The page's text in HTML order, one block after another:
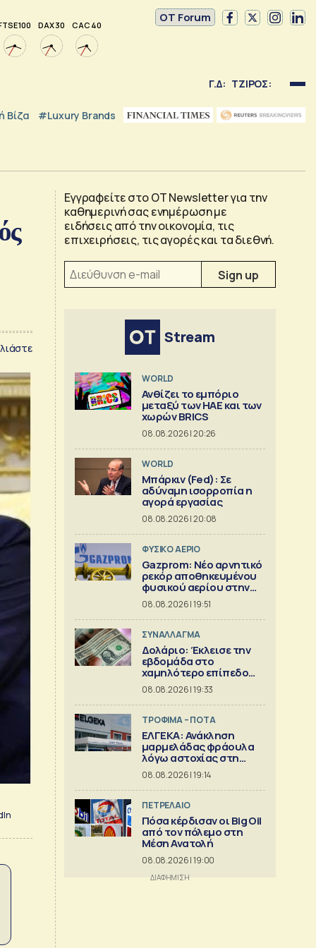
100 DAX 30 CAC 40
OT Forum
Γ.Δ: ΤΖΙΡΟΣ:
Βίζα #luxury Brands
Εγγραφείτε στο OT Newsletter για την
καθημερινή σας ενημέρωση με
ειδήσεις από την οικονομία, τις
επιχειρήσεις, τις αγορές και τα διεθνή.
Stream
WORLD
Ανθίζει το εμπόριο
μεταξύ των ΗΑΕ και των
χωρών BRICS
08.08.2026 | 20:26
WORLD
Μπάρκιν (Fed): Σε
αδύναμη ισορροπία η
αγορά εργασίας
08.08.2026 | 20:08
ΦΥΣΙΚΟ ΑΕΡΙΟ
Gazprom: Νέο αρνητικό
ρεκόρ αποθηκευμένου
φυσικού αερίου στην
Ευρώπη
08.08.2026 | 19:51
ΣΥΝΑΛΛΑΓΜΑ
Δολάριο: Έκλεισε την
εβδομάδα στο
χαμηλότερο επίπεδο
από τον Μάιο
08.08.2026 | 19:33
ΤΡΟΦΙΜΑ – ΠΟΤΑ
ΕΛΓΕΚΑ: Ανάκληση
μαρμελάδας φράουλα
λόγω αστοχίας στη
γυάλινη συσκευασία
08.08.2026 | 19:14
ΠΕΤΡΕΛΑΙΟ
Πόσα κέρδισαν οι Big Oil
από τον πόλεμο στη
Μέση Ανατολή
08.08.2026 | 19:00